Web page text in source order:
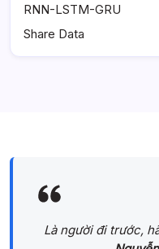
RNN-LSTM-GRU
Share Data
Là người đi trước,